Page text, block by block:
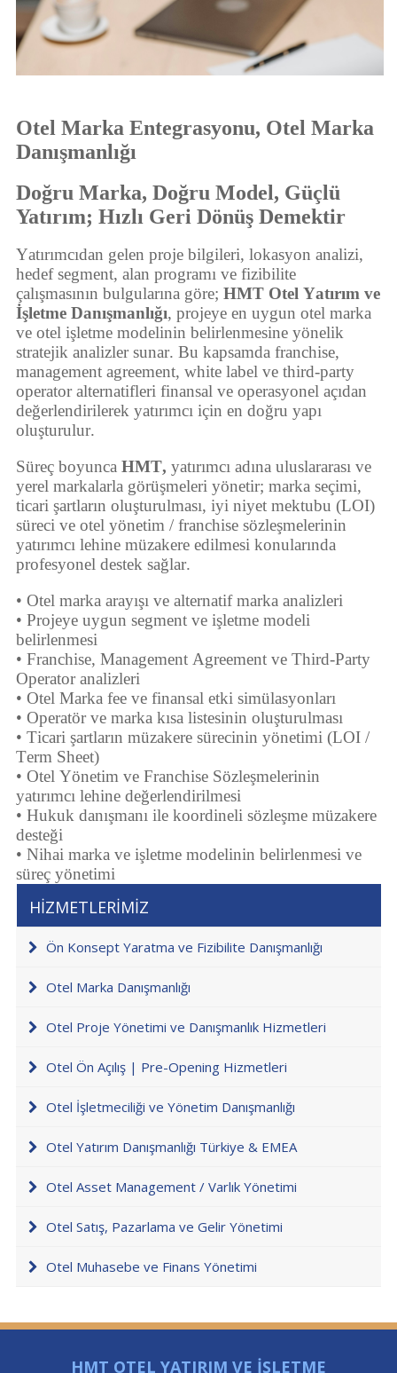
Otel Marka Entegrasyonu, Otel Marka
Danışmanlığı
Doğru Marka, Doğru Model, Güçlü
Yatırım; Hızlı Geri Dönüş Demektir
Yatırımcıdan gelen proje bilgileri, lokasyon analizi,
hedef segment, alan programı ve fizibilite
çalışmasının bulgularına göre; HMT Otel Yatırım ve
İşletme Danışmanlığı, projeye en uygun otel marka
ve otel işletme modelinin belirlenmesine yönelik
stratejik analizler sunar. Bu kapsamda franchise,
management agreement, white label ve third-party
operator alternatifleri finansal ve operasyonel açıdan
değerlendirilerek yatırımcı için en doğru yapı
oluşturulur.
Süreç boyunca HMT, yatırımcı adına uluslararası ve
yerel markalarla görüşmeleri yönetir; marka seçimi,
ticari şartların oluşturulması, iyi niyet mektubu (LOI)
süreci ve otel yönetim / franchise sözleşmelerinin
yatırımcı lehine müzakere edilmesi konularında
profesyonel destek sağlar.
• Otel marka arayışı ve alternatif marka analizleri
• Projeye uygun segment ve işletme modeli
belirlenmesi
• Franchise, Management Agreement ve Third-Party
Operator analizleri
• Otel Marka fee ve finansal etki simülasyonları
• Operatör ve marka kısa listesinin oluşturulması
• Ticari şartların müzakere sürecinin yönetimi (LOI /
Term Sheet)
• Otel Yönetim ve Franchise Sözleşmelerinin
yatırımcı lehine değerlendirilmesi
• Hukuk danışmanı ile koordineli sözleşme müzakere
desteği
• Nihai marka ve işletme modelinin belirlenmesi ve
süreç yönetimi
HİZMETLERİMİZ
Ön Konsept Yaratma ve Fizibilite Danışmanlığı
Otel Marka Danışmanlığı
Otel Proje Yönetimi ve Danışmanlık Hizmetleri
Otel Ön Açılış | Pre-Opening Hizmetleri
Otel İşletmeciliği ve Yönetim Danışmanlığı
Otel Yatırım Danışmanlığı Türkiye & EMEA
Otel Asset Management / Varlık Yönetimi
Otel Satış, Pazarlama ve Gelir Yönetimi
Otel Muhasebe ve Finans Yönetimi
HMT OTEL YATIRIM VE İŞLETME